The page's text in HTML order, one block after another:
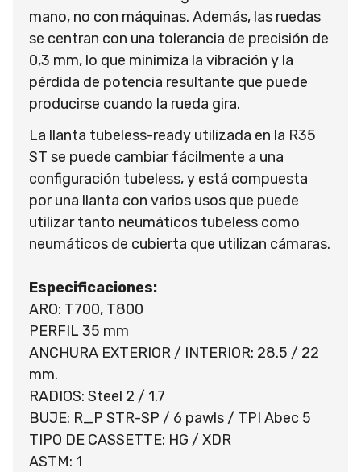
mano, no con máquinas. Además, las ruedas
se centran con una tolerancia de precisión de
0,3 mm, lo que minimiza la vibración y la
pérdida de potencia resultante que puede
producirse cuando la rueda gira.
La llanta tubeless-ready utilizada en la R35
ST se puede cambiar fácilmente a una
configuración tubeless, y está compuesta
por una llanta con varios usos que puede
utilizar tanto neumáticos tubeless como
neumáticos de cubierta que utilizan cámaras.
Especificaciones:
ARO: T700, T800
PERFIL 35 mm
ANCHURA EXTERIOR / INTERIOR: 28.5 / 22
mm.
RADIOS: Steel 2 / 1.7
BUJE: R_P STR-SP / 6 pawls / TPI Abec 5
TIPO DE CASSETTE: HG / XDR
ASTM: 1